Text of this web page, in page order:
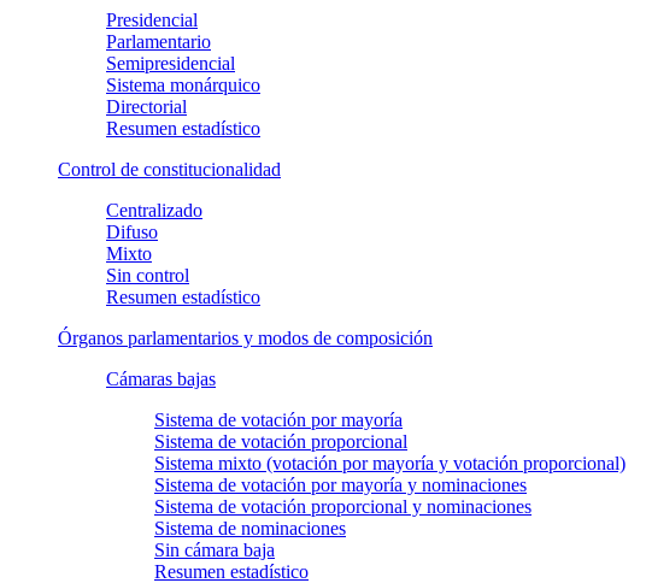
Presidencial
Parlamentario
Semipresidencial
Sistema monárquico
Directorial
Resumen estadístico
Control de constitucionalidad
Centralizado
Difuso
Mixto
Sin control
Resumen estadístico
Órganos parlamentarios y modos de composición
Cámaras bajas
Sistema de votación por mayoría
Sistema de votación proporcional
Sistema mixto (votación por mayoría y votación proporcional)
Sistema de votación por mayoría y nominaciones
Sistema de votación proporcional y nominaciones
Sistema de nominaciones
Sin cámara baja
Resumen estadístico